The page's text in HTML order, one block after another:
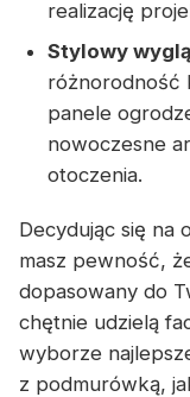
realizację
Stylowy
różnorodność
panele
nowoczesne
otoczenia.
Decydując się na
masz pewność,
dopasowany do
chętnie udzielą
wyborze
z podmurówką,